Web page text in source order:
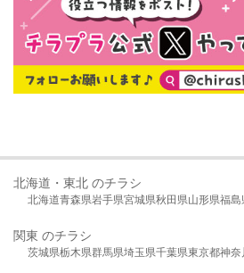
北海道・東北 のチラシ
北海道青森県岩手県宮城県秋田県山形県福島
関東 のチラシ
茨城県栃木県群馬県埼玉県千葉県東京都神奈